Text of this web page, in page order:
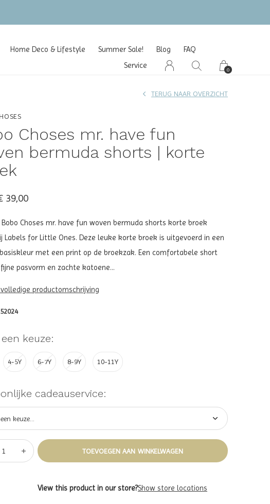
Home Deco & Lifestyle Summer Sale! Blog
FAQ
Service
0
Choses mr. have fun
bermuda shorts | korte
TERUG NAAR OVERZICHT
39,00
Bobo Choses mr. have fun woven bermuda shorts korte broek
Labels for Little Ones. Deze leuke korte broek is uitgevoerd in een
met een print op de broekzak. Een comfortabele short
pasvorm en zachte katoene...
productomschrijving
keuze:
4-5Y 6-7Y 8-9Y 10-11Y
cadeauservice:
TOEVOEGEN AAN WINKELWAGEN
View this product in our store?Show store locations